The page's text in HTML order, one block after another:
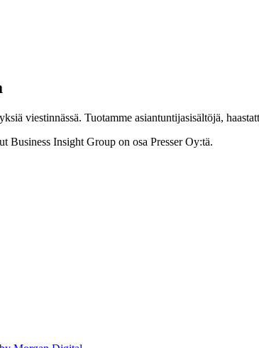
viestinnässä. Tuotamme asiantuntijasisältöjä,
Business Insight Group on osa Presser Oy:tä.